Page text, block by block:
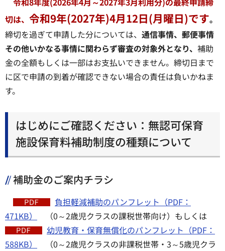
切は、 令和9年(2027年)4月12日(月曜日)です。
締切を過ぎて申請した分については、 通信事情、郵便事情
その他いかなる事情に関わらず審査の対象外となり、 補助
金の全額もしくは一部はお支払いできません。締切日まで
に区で申請の到着が確認できない場合の責任は負いかねま
す。
はじめにご確認ください：無認可保育
施設保育料補助制度の種類について
補助金のご案内チラシ
負担軽減補助のパンフレット（PDF：
471KB）
（0～2歳児クラスの課税世帯向け）もしくは
幼児教育・保育無償化のパンフレット（PDF：
588KB）
（0～2歳児クラスの非課税世帯・3～5歳児クラ